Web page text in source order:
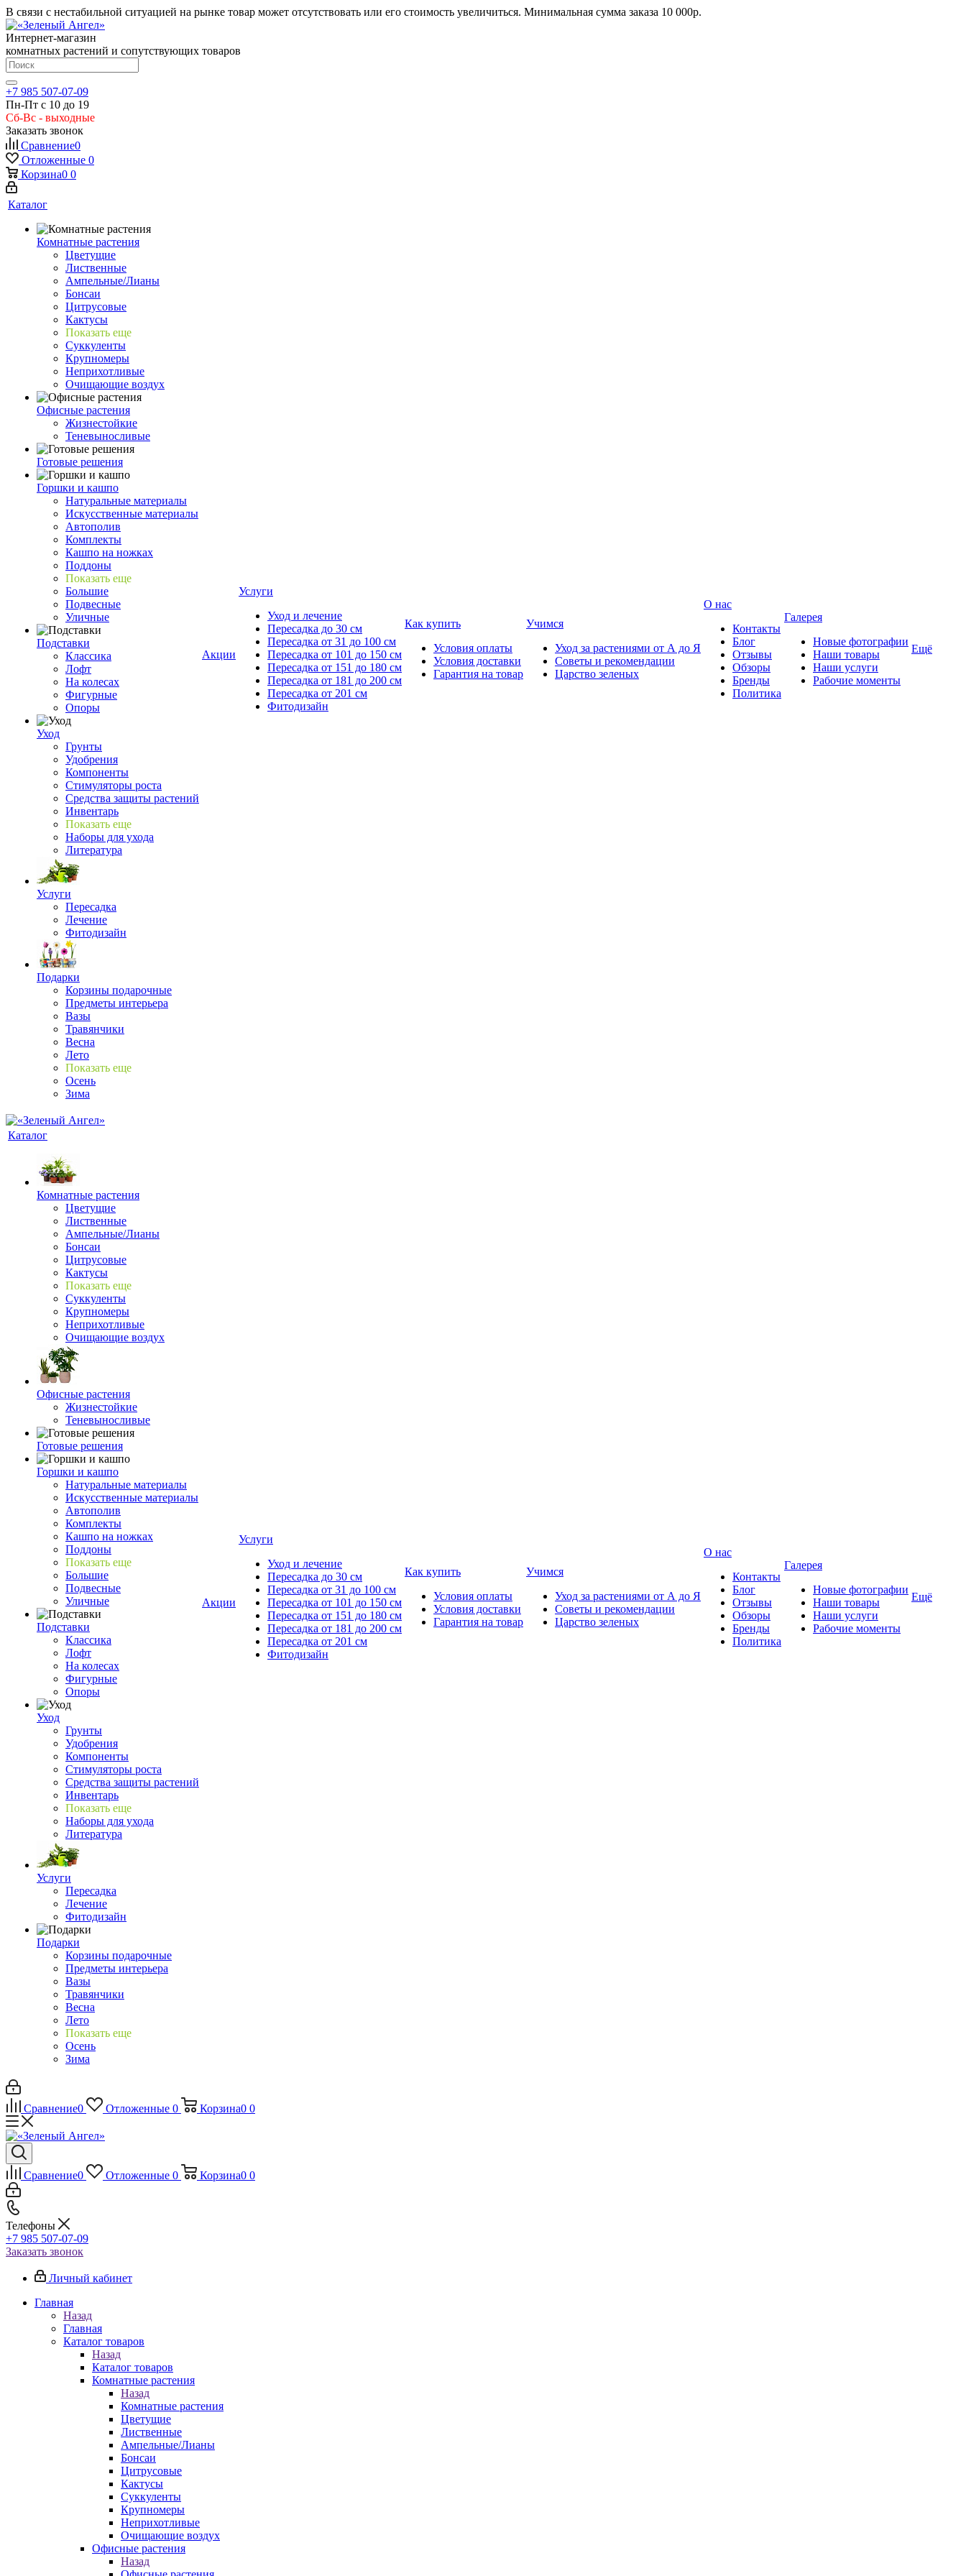
В связи с нестабильной ситуацией на рынке товар может отсутствовать или его стоимость увеличиться. Минимальная сумма заказа 10 000р.
Интернет-магазин
комнатных растений и сопутствующих товаров
+7 985 507-07-09
Пн-Пт с 10 до 19
Сб-Вс - выходные
Заказать звонок
Сравнение0
Отложенные 0
Корзина0 0
Каталог
Комнатные растения
Цветущие
Лиственные
Ампельные/Лианы
Бонсаи
Цитрусовые
Кактусы
Показать еще
Суккуленты
Крупномеры
Неприхотливые
Очищающие воздух
Офисные растения
Жизнестойкие
Теневыносливые
Готовые решения
Горшки и кашпо
Натуральные материалы
Искусственные материалы
Автополив
Комплекты
Кашпо на ножках
Поддоны
Показать еще
Большие
Подвесные
Уличные
Подставки
Классика
Лофт
На колесах
Фигурные
Опоры
Уход
Грунты
Удобрения
Компоненты
Стимуляторы роста
Средства защиты растений
Инвентарь
Показать еще
Наборы для ухода
Литература
Услуги
Пересадка
Лечение
Фитодизайн
Подарки
Корзины подарочные
Предметы интерьера
Вазы
Травянчики
Весна
Лето
Показать еще
Осень
Зима
Акции
Услуги
Уход и лечение
Пересадка до 30 см
Пересадка от 31 до 100 см
Пересадка от 101 до 150 см
Пересадка от 151 до 180 см
Пересадка от 181 до 200 см
Пересадка от 201 см
Фитодизайн
Как купить
Условия оплаты
Условия доставки
Гарантия на товар
Учимся
Уход за растениями от А до Я
Советы и рекомендации
Царство зеленых
О нас
Контакты
Блог
Отзывы
Обзоры
Бренды
Политика
Галерея
Новые фотографии
Наши товары
Наши услуги
Рабочие моменты
Ещё
Каталог
Комнатные растения
Цветущие
Лиственные
Ампельные/Лианы
Бонсаи
Цитрусовые
Кактусы
Показать еще
Суккуленты
Крупномеры
Неприхотливые
Очищающие воздух
Офисные растения
Жизнестойкие
Теневыносливые
Готовые решения
Горшки и кашпо
Натуральные материалы
Искусственные материалы
Автополив
Комплекты
Кашпо на ножках
Поддоны
Показать еще
Большие
Подвесные
Уличные
Подставки
Классика
Лофт
На колесах
Фигурные
Опоры
Уход
Грунты
Удобрения
Компоненты
Стимуляторы роста
Средства защиты растений
Инвентарь
Показать еще
Наборы для ухода
Литература
Услуги
Пересадка
Лечение
Фитодизайн
Подарки
Корзины подарочные
Предметы интерьера
Вазы
Травянчики
Весна
Лето
Показать еще
Осень
Зима
Акции
Услуги
Уход и лечение
Пересадка до 30 см
Пересадка от 31 до 100 см
Пересадка от 101 до 150 см
Пересадка от 151 до 180 см
Пересадка от 181 до 200 см
Пересадка от 201 см
Фитодизайн
Как купить
Условия оплаты
Условия доставки
Гарантия на товар
Учимся
Уход за растениями от А до Я
Советы и рекомендации
Царство зеленых
О нас
Контакты
Блог
Отзывы
Обзоры
Бренды
Политика
Галерея
Новые фотографии
Наши товары
Наши услуги
Рабочие моменты
Ещё
Сравнение0 Отложенные 0 Корзина0 0
Сравнение0 Отложенные 0 Корзина0 0
Телефоны
+7 985 507-07-09
Заказать звонок
Личный кабинет
Главная
Назад
Главная
Каталог товаров
Назад
Каталог товаров
Комнатные растения
Назад
Комнатные растения
Цветущие
Лиственные
Ампельные/Лианы
Бонсаи
Цитрусовые
Кактусы
Суккуленты
Крупномеры
Неприхотливые
Очищающие воздух
Офисные растения
Назад